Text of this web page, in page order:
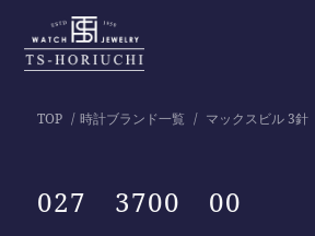
TOP 時計ブランド一覧 マックスビル 3針
027 3700 00